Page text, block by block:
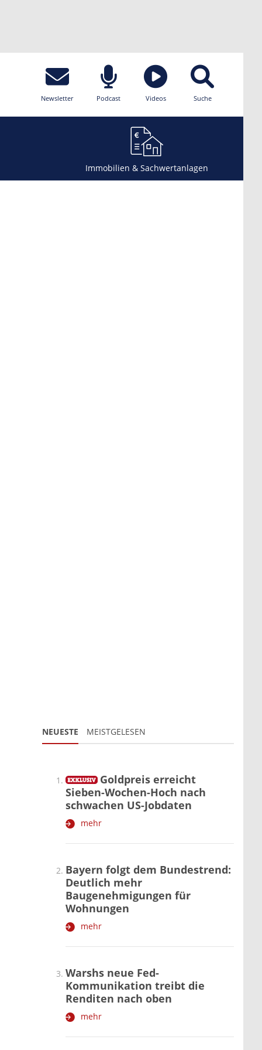
Newsletter Podcast Videos Suche
Immobilien & Sachwertanlagen
NEUESTE MEISTGELESEN
Goldpreis erreicht
Sieben-Wochen-Hoch nach
schwachen US-Jobdaten
mehr
Bayern folgt dem Bundestrend:
Deutlich mehr
Baugenehmigungen für
Wohnungen
mehr
Warshs neue Fed-
Kommunikation treibt die
Renditen nach oben
mehr